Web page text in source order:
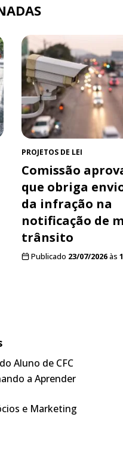
PROJETOS DE LEI
Comissão
que obriga
da infração na
notificação de
trânsito
Publicado 23/07/2026às
Aluno de CFC
a Aprender
e Marketing